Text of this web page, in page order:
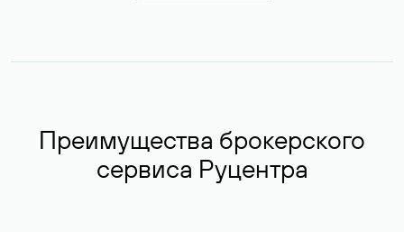
Преимущества брокерского
сервиса Руцентра